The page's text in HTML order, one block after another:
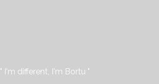
" I'm different, I'm Bortu "